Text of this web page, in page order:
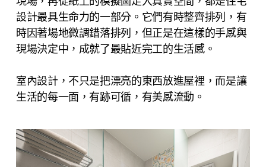
設計最具生命力的一部分。它們有時整齊排列，有
時因著場地微調錯落排列，但正是在這樣的手感與
現場決定中，成就了最貼近完工的生活感。
室內設計，不只是把漂亮的東西放進屋裡，而是讓
生活的每一面，有跡可循，有美感流動。